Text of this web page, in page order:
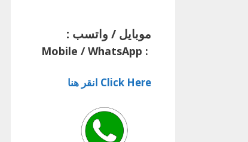
موبايل / واتسب :
:
Mobile / WhatsApp
Click Here انقر هنا